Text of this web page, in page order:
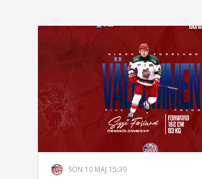
SÖN 10 MAJ 15:39